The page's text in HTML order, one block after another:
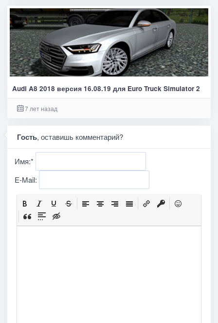
Audi A8 2018 версия 16.08.19 для Euro Truck Simulator 2
7 лет назад
Гость, оставишь комментарий?
Имя:*
E-Mail: